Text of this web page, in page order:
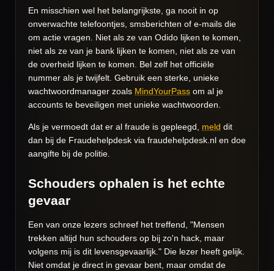
En misschien wel het belangrijkste, ga nooit in op
onverwachte telefoontjes, smsberichten of e-mails die
om actie vragen. Niet als ze van Odido lijken te komen,
niet als ze van je bank lijken te komen, niet als ze van
de overheid lijken te komen. Bel zelf het officiële
nummer als je twijfelt. Gebruik een sterke, unieke
wachtwoordmanager zoals MindYourPass om al je
accounts te beveiligen met unieke wachtwoorden.
Als je vermoedt dat er al fraude is gepleegd, meld dit
dan bij de Fraudehelpdesk via fraudehelpdesk.nl en doe
aangifte bij de politie.
Schouders ophalen is het echte
gevaar
Een van onze lezers schreef het treffend, "Mensen
trekken altijd hun schouders op bij zo'n hack, maar
volgens mij is dit levensgevaarlijk." Die lezer heeft gelijk.
Niet omdat je direct in gevaar bent, maar omdat de